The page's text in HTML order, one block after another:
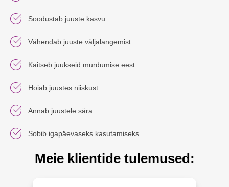
Soodustab juuste kasvu
Vähendab juuste väljalangemist
Kaitseb juukseid murdumise eest
Hoiab juustes niiskust
Annab juustele sära
Sobib igapäevaseks kasutamiseks
Meie klientide tulemused: